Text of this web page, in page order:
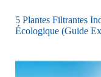
5 Plantes Filtrantes
Écologique (Guide